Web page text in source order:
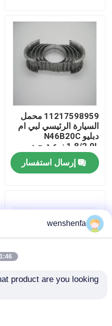
المنتجات
حولنا
جولة في المصنع
اتصل بنا
11217598959 محمل
السيارة الرئيسي لبي ام
دبليو N46B20C
1.8/2.0L نوعية جيد
إرسال استفسار
wenshenfa
1:46 AM
product are you looking